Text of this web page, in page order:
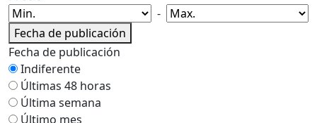
-
Fecha de publicación
Fecha de publicación
Indiferente
Últimas 48 horas
Última semana
Último mes